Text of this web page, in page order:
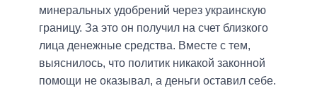
минеральных удобрений через украинскую
границу. За это он получил на счет близкого
лица денежные средства. Вместе с тем,
выяснилось, что политик никакой законной
помощи не оказывал, а деньги оставил себе.